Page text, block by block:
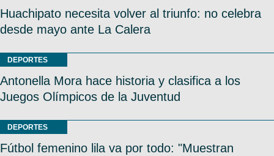
Huachipato necesita volver al triunfo: no celebra
desde mayo ante La Calera
DEPORTES
Antonella Mora hace historia y clasifica a los
Juegos Olímpicos de la Juventud
DEPORTES
Fútbol femenino lila va por todo: "Muestran